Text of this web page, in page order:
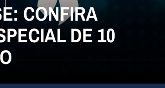
CONFIRA
DE 10